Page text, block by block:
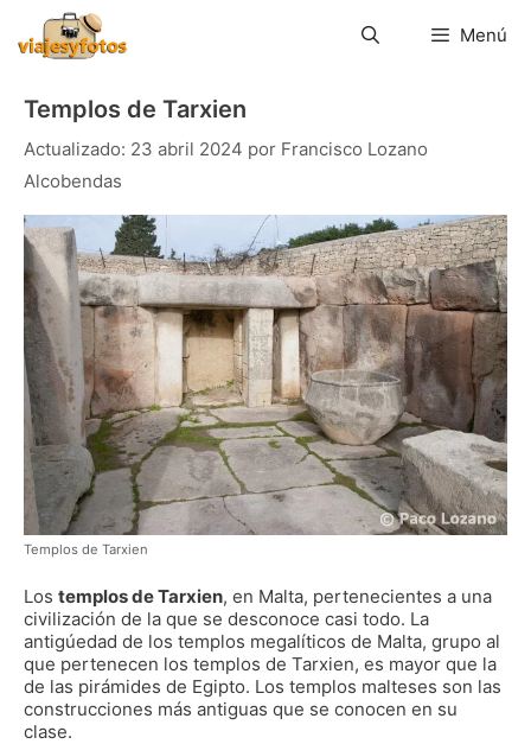
contenido
Menú
Templos de Tarxien
23 abril 2024 por Francisco Lozano
Alcobendas
Templos de Tarxien
Los templos de Tarxien, en Malta, pertenecientes a una
civilización de la que se desconoce casi todo. La
antigúedad de los templos megalíticos de Malta, grupo al
que pertenecen los templos de Tarxien, es mayor que la
de las pirámides de Egipto. Los templos malteses son las
construcciones más antiguas que se conocen en su
clase.